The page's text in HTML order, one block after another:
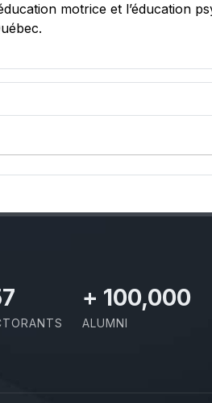
motrice et l’éducation
+ 100,000
ALUMNI